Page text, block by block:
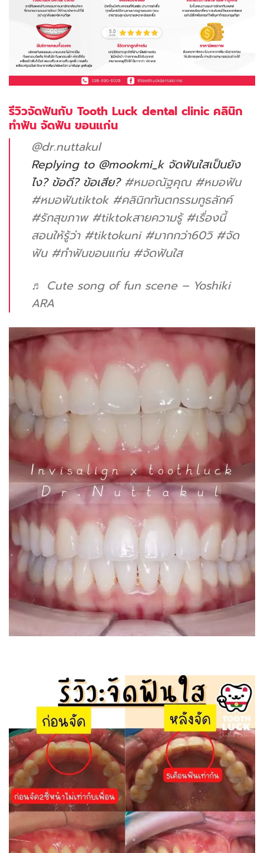
รีวิวจัดฟันกับ Tooth Luck dental clinic คลินิก
ทำฟัน จัดฟัน ขอนแก่น
@dr.nuttakul
Replying to @mookmi_k จัดฟันใสเป็นยัง
ไง? ข้อดี? ข้อเสีย? #หมอณัฐคุณ #หมอฟัน
#หมอฟันtiktok #คลินิกทันตกรรมทูธลักค์
#รักสุขภาพ #tiktokสายความรู้ #เรื่องนี้
สอนให้รู้ว่า #tiktokuni #มากกว่า60วิ #จัด
ฟัน #ทําฟันขอนแก่น #จัดฟันใส
♬ Cute song of fun scene – Yoshiki
ARA